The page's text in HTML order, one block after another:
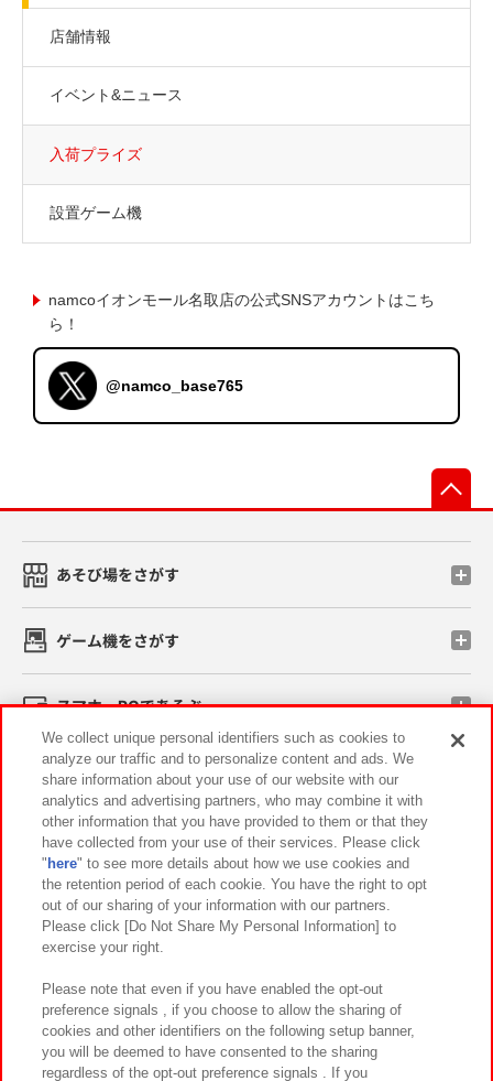
店舗情報
イベント&ニュース
入荷プライズ
設置ゲーム機
namcoイオンモール名取店の公式SNSアカウントはこち
ら！
@namco_base765
あそび場をさがす
ゲーム機をさがす
スマホ・PCであそぶ
イベント・キャンペーン
関連会社 サステナビリティ サイトポリシー
プライバシーポリシー ウェブアクセシビリティ方針と検証結果
お取引先さまとともに
カスタマーハラスメント対応方針 よくあるご質問・お問い合わせ
We collect unique personal identifiers such as cookies to
analyze our traffic and to personalize content and ads. We
share information about your use of our website with our
analytics and advertising partners, who may combine it with
other information that you have provided to them or that they
have collected from your use of their services. Please click
" here" to see more details about how we use cookies and
the retention period of each cookie. You have the right to opt
out of our sharing of your information with our partners.
Please click [Do Not Share My Personal Information] to
exercise your right.
Please note that even if you have enabled the opt-out
preference signals , if you choose to allow the sharing of
cookies and other identifiers on the following setup banner,
you will be deemed to have consented to the sharing
regardless of the opt-out preference signals . If you